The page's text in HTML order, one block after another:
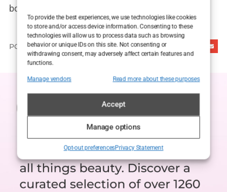
To provide the best experiences, we use technologies like cookies
to store and/or access device information. Consenting to these
technologies will allow us to process data such as browsing
behavior or unique IDs on this site. Not consenting or
withdrawing consent, may adversely affect certain features and
functions.
Manage vendors Read more about these purposes
Accept
Manage options
Opt-out preferencesPrivacy Statement
bolje razumijete destinaciju i uživate u putovanju.
PODIJELI